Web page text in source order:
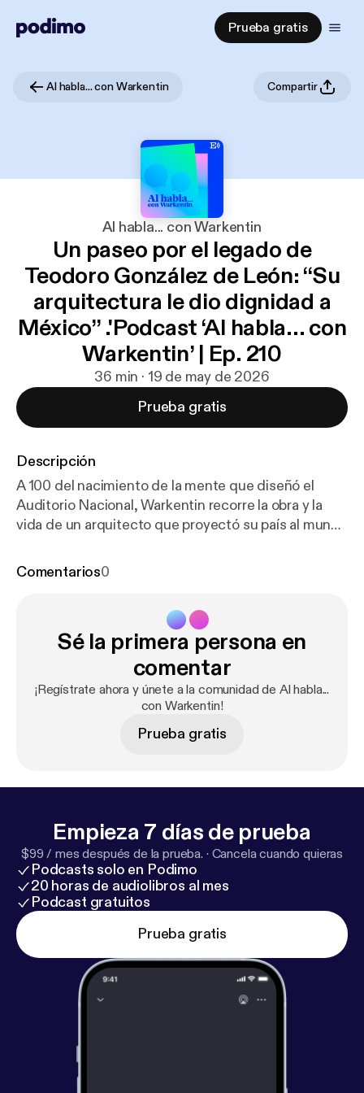
Prueba gratis
Al habla... con Warkentin Compartir
Al habla... con Warkentin
Un paseo por el legado de
Teodoro González de León: “Su
arquitectura le dio dignidad a
México” .'Podcast ‘Al habla... con
Warkentin’ | Ep. 210
36 min · 19 de may de 2026
Prueba gratis
Descripción
A 100 del nacimiento de la mente que diseñó el
Auditorio Nacional, Warkentin recorre la obra y la
vida de un arquitecto que proyectó su país al mundo
Comentarios0
Sé la primera persona en
comentar
¡Regístrate ahora y únete a la comunidad de Al habla...
con Warkentin!
Prueba gratis
Empieza 7 días de prueba
$99 / mes después de la prueba. · Cancela cuando quieras
Podcasts solo en Podimo
20 horas de audiolibros al mes
Podcast gratuitos
Prueba gratis